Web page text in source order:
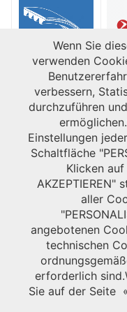
Wenn Sie
verwenden
verbessern,
durchzuführen
Einstellungen
Schaltfläche
Klicken
AKZEPTIEREN"
aller
angebotenen
technischen
erforderlich
Sie auf der Seite